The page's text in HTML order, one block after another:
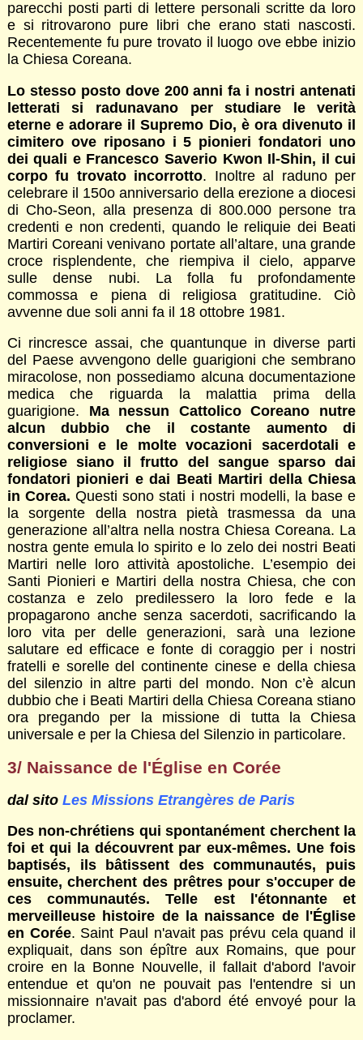
parecchi posti parti di lettere personali scritte da loro
e si ritrovarono pure libri che erano stati nascosti.
Recentemente fu pure trovato il luogo ove ebbe inizio
la Chiesa Coreana.
Lo stesso posto dove 200 anni fa i nostri antenati
letterati si radunavano per studiare le verità
eterne e adorare il Supremo Dio, è ora divenuto il
cimitero ove riposano i 5 pionieri fondatori uno
dei quali e Francesco Saverio Kwon Il-Shin, il cui
corpo fu trovato incorrotto. Inoltre al raduno per
celebrare il 150o anniversario della erezione a diocesi
di Cho-Seon, alla presenza di 800.000 persone tra
credenti e non credenti, quando le reliquie dei Beati
Martiri Coreani venivano portate all’altare, una grande
croce risplendente, che riempiva il cielo, apparve
sulle dense nubi. La folla fu profondamente
commossa e piena di religiosa gratitudine. Ciò
avvenne due soli anni fa il 18 ottobre 1981.
Ci rincresce assai, che quantunque in diverse parti
del Paese avvengono delle guarigioni che sembrano
miracolose, non possediamo alcuna documentazione
medica che riguarda la malattia prima della
guarigione. Ma nessun Cattolico Coreano nutre
alcun dubbio che il costante aumento di
conversioni e le molte vocazioni sacerdotali e
religiose siano il frutto del sangue sparso dai
fondatori pionieri e dai Beati Martiri della Chiesa
in Corea. Questi sono stati i nostri modelli, la base e
la sorgente della nostra pietà trasmessa da una
generazione all’altra nella nostra Chiesa Coreana. La
nostra gente emula lo spirito e lo zelo dei nostri Beati
Martiri nelle loro attività apostoliche. L’esempio dei
Santi Pionieri e Martiri della nostra Chiesa, che con
costanza e zelo predilessero la loro fede e la
propagarono anche senza sacerdoti, sacrificando la
loro vita per delle generazioni, sarà una lezione
salutare ed efficace e fonte di coraggio per i nostri
fratelli e sorelle del continente cinese e della chiesa
del silenzio in altre parti del mondo. Non c’è alcun
dubbio che i Beati Martiri della Chiesa Coreana stiano
ora pregando per la missione di tutta la Chiesa
universale e per la Chiesa del Silenzio in particolare.
3/ Naissance de l'Église en Corée
dal sito Les Missions Etrangères de Paris
Des non-chrétiens qui spontanément cherchent la
foi et qui la découvrent par eux-mêmes. Une fois
baptisés, ils bâtissent des communautés, puis
ensuite, cherchent des prêtres pour s'occuper de
ces communautés. Telle est l'étonnante et
merveilleuse histoire de la naissance de l'Église
en Corée. Saint Paul n'avait pas prévu cela quand il
expliquait, dans son épître aux Romains, que pour
croire en la Bonne Nouvelle, il fallait d'abord l'avoir
entendue et qu'on ne pouvait pas l'entendre si un
missionnaire n'avait pas d'abord été envoyé pour la
proclamer.